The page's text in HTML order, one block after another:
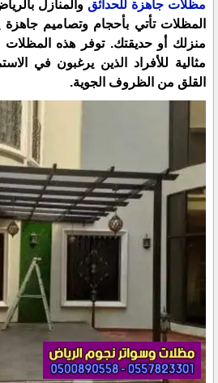
مظلات جاهزة للحدائق والمنازل
المظلات تأتي بأحجام وتصاميم
منزلك أو حديقتك. توفر هذه المظلات
مثالية للأفراد الذين يرغبون في
القلق من الظروف الجوية.